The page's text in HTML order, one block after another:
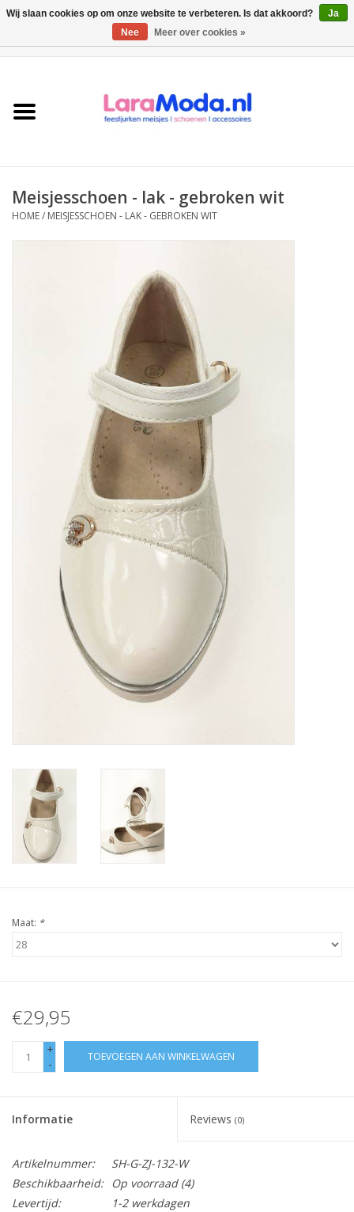
collecties
Bolero meisje
Meisjesschoen - lak - gebroken wit
HOME/ MEISJESSCHOEN - LAK - GEBROKEN WIT
Maat: *
€29,95
+
-
TOEVOEGEN AAN WINKELWAGEN
Informatie Reviews (0)
Artikelnummer:
SH-G-ZJ-132-W
Beschikbaarheid:
Op voorraad(4)
Levertijd:
1-2 werkdagen
Wij slaan cookies op om onze website te verbeteren. Is dat akkoord?
Ja
Nee
Meer over cookies »